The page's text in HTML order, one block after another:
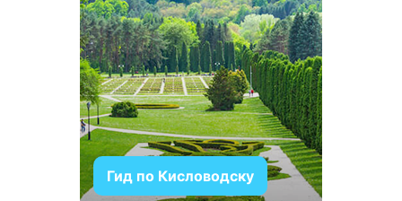
Гид по Кисловодску